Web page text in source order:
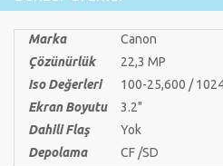
Marka Canon
Çözünürlük
22,3 MP
Iso Değerleri
100-25,600 /
Ekran Boyutu
3.2"
Dahili Flaş
Yok
Depolama
CF /SD